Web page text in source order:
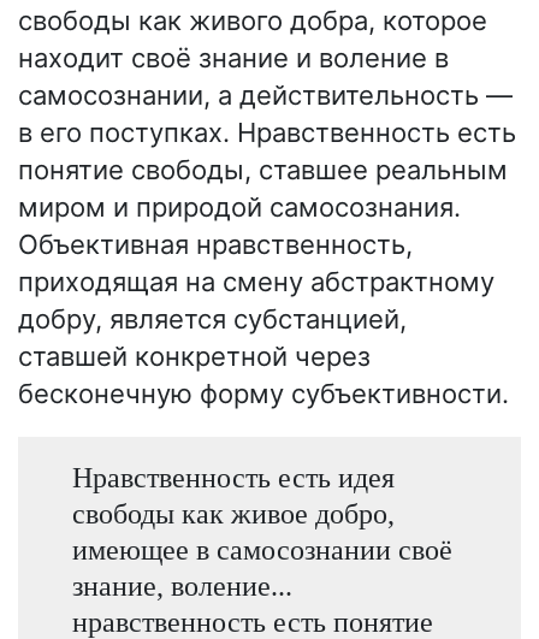
свободы как живого добра, которое
находит своё знание и воление в
самосознании, а действительность —
в его поступках. Нравственность есть
понятие свободы, ставшее реальным
миром и природой самосознания.
Объективная нравственность,
приходящая на смену абстрактному
добру, является субстанцией,
ставшей конкретной через
бесконечную форму субъективности.
Нравственность есть идея
свободы как живое добро,
имеющее в самосознании своё
знание, воление...
нравственность есть понятие